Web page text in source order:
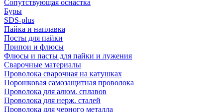
Сопутствующая оснастка
Буры
SDS-plus
Пайка и наплавка
Посты для пайки
Припои и флюсы
Флюсы и пасты для пайки и лужения
Сварочные материалы
Проволока сварочная на катушках
Порошковая самозащитная проволока
Проволока для алюм. сплавов
Проволока для нерж. сталей
Проволока для черного металла